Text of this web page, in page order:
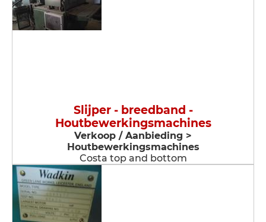
Slijper - breedband -
Houtbewerkingsmachines
Verkoop / Aanbieding >
Houtbewerkingsmachines
Costa top and bottom